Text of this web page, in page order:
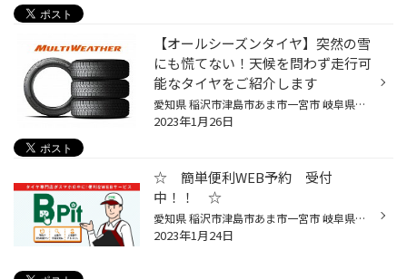
【オールシーズンタイヤ】突然の雪
にも慌てない！天候を問わず走行可
能なタイヤをご紹介します
愛知県 稲沢市津島市あま市一宮市 岐阜県海津市その他近隣のみなさま こんにちは(∵)愛知県稲沢市福島町 西尾張中央道沿い エンジン オイル交換 も出来る お店 【タイヤ館 稲沢】です。 パンク 補償 サービス も始まりました。 【祝】スマホ決済が導入！ d払い、ペイペイ、Rペイがご利用いただけます...
2023年1月26日
☆ 簡単便利WEB予約 受付
中！！ ☆
愛知県 稲沢市津島市あま市一宮市 岐阜県海津市その他近隣のみなさま こんにちは(∵)愛知県稲沢市福島町 西尾張中央道沿い エンジン オイル交換 も出来る お店 【タイヤ館 稲沢】です。 パンク 補償 サービス も始まりました。 【祝】スマホ決済が導入！ d払い、ペイペイ、Rペイがご利用いただけます...
2023年1月24日